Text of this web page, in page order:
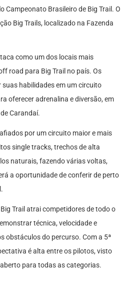
Campeonato Brasileiro de Big Trail. O
Big Trails, localizado na Fazenda
como um dos locais mais
road para Big Trail no país. Os
habilidades em um circuito
oferecer adrenalina e diversão, em
Carandaí.
por um circuito maior e mais
single tracks, trechos de alta
naturais, fazendo várias voltas,
a oportunidade de conferir de perto
Trail atrai competidores de todo o
técnica, velocidade e
obstáculos do percurso. Com a 5ª
é alta entre os pilotos, visto
para todas as categorias.